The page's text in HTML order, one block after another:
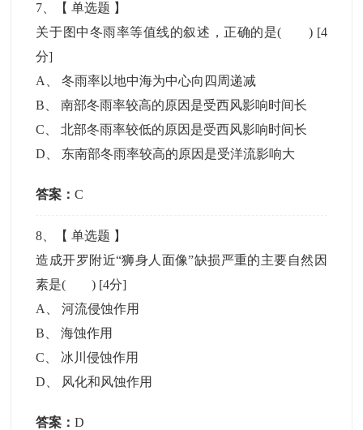
7 、【单选题 】
关于图中冬雨率等值线的叙述，正确的是( ) [4
分]
A
、冬雨率以地中海为中心向四周递减
B 、南部冬雨率较高的原因是受西风影响时间长
C 、北部冬雨率较低的原因是受西风影响时间长
D
东南部冬雨率较高的原因是受洋流影响大
答案：C
8 、【单选题 】
造成开罗附近“狮身人面像”缺损严重的主要自然因
素是( ) [4分]
A
、河流侵蚀作用
B 、海蚀作用
C
冰川侵蚀作用
D
风化和风蚀作用
答案：D